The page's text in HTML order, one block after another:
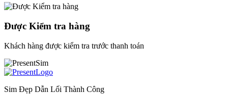
Được Kiểm tra hàng
Khách hàng được kiểm tra trước thanh toán
Sim Đẹp Dẫn Lối Thành Công